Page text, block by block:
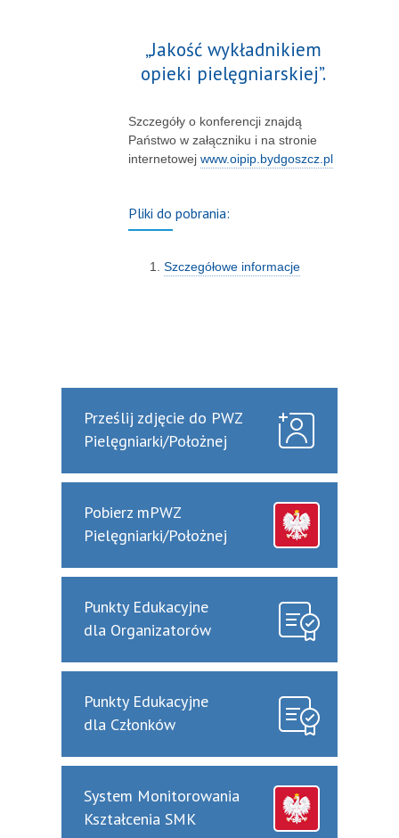
„Jakość wykładnikiem
opieki pielęgniarskiej”.
Szczegóły o konferencji znajdą
Państwo w załączniku i na stronie
internetowej www.oipip.bydgoszcz.pl
Pliki do pobrania:
Szczegółowe informacje
Prześlij zdjęcie do PWZ
Pielęgniarki/Położnej
Pobierz mPWZ
Pielęgniarki/Położnej
Punkty Edukacyjne
dla Organizatorów
Punkty Edukacyjne
dla Członków
System Monitorowania
Kształcenia SMK